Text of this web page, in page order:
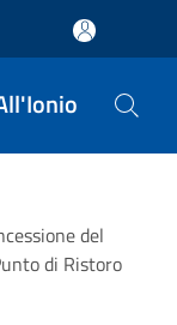
del
di Ristoro